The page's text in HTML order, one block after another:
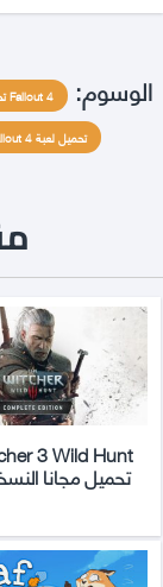
الوسوم: Fallout 4 تحميل مجانا
تحميل لعبة Fallout 4 للكمبيوتر مجانا
3 Wild Hunt
تحميل مجانا